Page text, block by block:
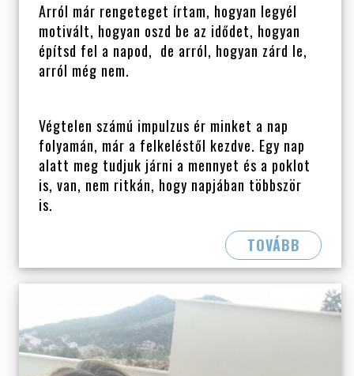
Arról már rengeteget írtam, hogyan legyél
motivált, hogyan oszd be az idődet, hogyan
építsd fel a napod, de arról, hogyan zárd le,
arról még nem.
Végtelen számú impulzus ér minket a nap
folyamán, már a felkeléstől kezdve. Egy nap
alatt meg tudjuk járni a mennyet és a poklot
is, van, nem ritkán, hogy napjában többször
is.
TOVÁBB